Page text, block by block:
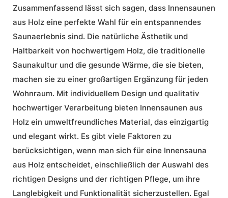
Zusammenfassend lässt sich sagen, dass Innensaunen
aus Holz eine perfekte Wahl für ein entspannendes
Saunaerlebnis sind. Die natürliche Ästhetik und
Haltbarkeit von hochwertigem Holz, die traditionelle
Saunakultur und die gesunde Wärme, die sie bieten,
machen sie zu einer großartigen Ergänzung für jeden
Wohnraum. Mit individuellem Design und qualitativ
hochwertiger Verarbeitung bieten Innensaunen aus
Holz ein umweltfreundliches Material, das einzigartig
und elegant wirkt. Es gibt viele Faktoren zu
berücksichtigen, wenn man sich für eine Innensauna
aus Holz entscheidet, einschließlich der Auswahl des
richtigen Designs und der richtigen Pflege, um ihre
Langlebigkeit und Funktionalität sicherzustellen. Egal